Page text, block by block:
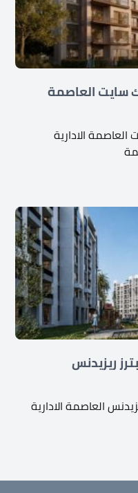
سايت العاصمة
الادارية
ريزيدنس
العاصمة الادارية